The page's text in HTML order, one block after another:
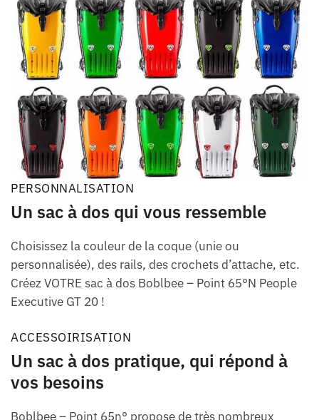
PERSONNALISATION
Un sac à dos qui vous ressemble
Choisissez la couleur de la coque (unie ou
personnalisée), des rails, des crochets d’attache, etc.
Créez VOTRE sac à dos Boblbee – Point 65°N People
Executive GT 20 !
ACCESSOIRISATION
Un sac à dos pratique, qui répond à
vos besoins
Boblbee – Point 65n° propose de très nombreux